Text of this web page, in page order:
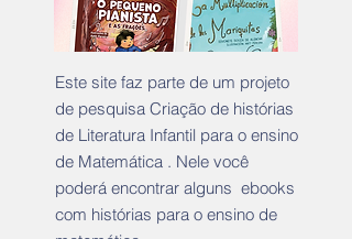
Este site faz parte de um projeto
de pesquisa Criação de histórias
de Literatura Infantil para o ensino
de Matemática . Nele você
poderá encontrar alguns ebooks
com histórias para o ensino de